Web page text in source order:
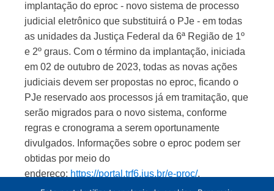
implantação do eproc - novo sistema de processo
judicial eletrônico que substituirá o PJe - em todas
as unidades da Justiça Federal da 6ª Região de 1º
e 2º graus. Com o término da implantação, iniciada
em 02 de outubro de 2023, todas as novas ações
judiciais devem ser propostas no eproc, ficando o
PJe reservado aos processos já em tramitação, que
serão migrados para o novo sistema, conforme
regras e cronograma a serem oportunamente
divulgados. Informações sobre o eproc podem ser
obtidas por meio do
endereço: https://portal.trf6.jus.br/e-proc/.